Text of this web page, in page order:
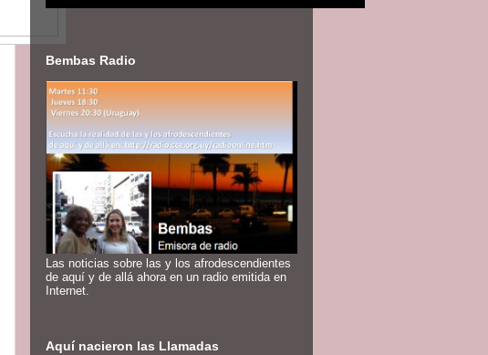
Bembas Radio
Las noticias sobre las y los afrodescendientes
de aquí y de allá ahora en un radio emitida en
Internet.
Aquí nacieron las Llamadas